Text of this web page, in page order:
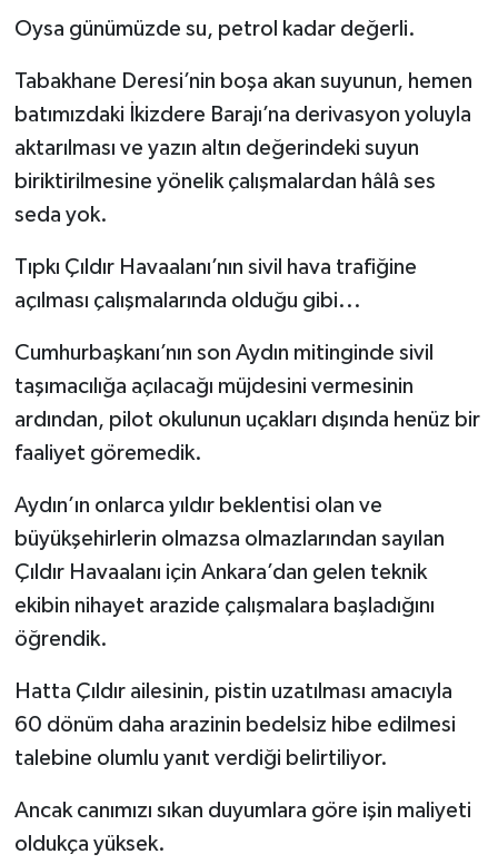
Oysa günümüzde su, petrol kadar değerli.
Tabakhane Deresi’nin boşa akan suyunun, hemen
batımızdaki İkizdere Barajı’na derivasyon yoluyla
aktarılması ve yazın altın değerindeki suyun
biriktirilmesine yönelik çalışmalardan hâlâ ses
seda yok.
Tıpkı Çıldır Havaalanı’nın sivil hava trafiğine
açılması çalışmalarında olduğu gibi...
Cumhurbaşkanı’nın son Aydın mitinginde sivil
taşımacılığa açılacağı müjdesini vermesinin
ardından, pilot okulunun uçakları dışında henüz bir
faaliyet göremedik.
Aydın’ın onlarca yıldır beklentisi olan ve
büyükşehirlerin olmazsa olmazlarından sayılan
Çıldır Havaalanı için Ankara’dan gelen teknik
ekibin nihayet arazide çalışmalara başladığını
öğrendik.
Hatta Çıldır ailesinin, pistin uzatılması amacıyla
60 dönüm daha arazinin bedelsiz hibe edilmesi
talebine olumlu yanıt verdiği belirtiliyor.
Ancak canımızı sıkan duyumlara göre işin maliyeti
oldukça yüksek.